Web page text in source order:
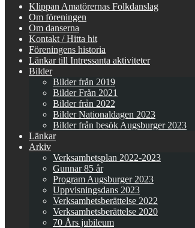
Klippan Amatörernas Folkdanslag
Om föreningen
Om danserna
Kontakt / Hitta hit
Föreningens historia
Länkar till Intressanta aktiviteter
Bilder
Bilder från 2019
Bilder Från 2021
Bilder från 2022
Bilder Nationaldagen 2023
Bilder från besök Augsburger 2023
Länkar
Arkiv
Verksamhetsplan 2022-2023
Gunnar 85 år
Program Augsburger 2023
Uppvisningsdans 2023
Verksamhetsberättelse 2022
Verksamhetsberättelse 2020
70 Års jubileum